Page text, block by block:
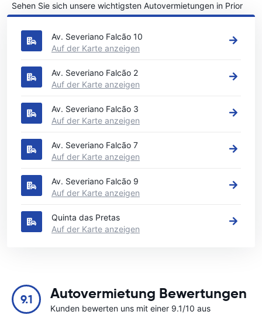
Sehen Sie sich unsere wichtigsten Autovermietungen in Prior
Velho an
Av. Severiano Falcão 10
Auf der Karte anzeigen
Av. Severiano Falcão 2
Auf der Karte anzeigen
Av. Severiano Falcão 3
Auf der Karte anzeigen
Av. Severiano Falcão 7
Auf der Karte anzeigen
Av. Severiano Falcão 9
Auf der Karte anzeigen
Quinta das Pretas
Auf der Karte anzeigen
9.1 Autovermietung Bewertungen
Kunden bewerten uns mit einer 9.1/10 aus